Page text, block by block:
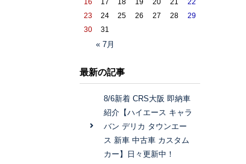
« 7月
16
17 18 19 20 21
22
23
24 25 26 27 28
29
30
31
最新の記事
8/6新着 CRS大阪 即納車
紹介【ハイエース キャラ
バン デリカ タウンエー
ス 新車 中古車 カスタム
カー】日々更新中！